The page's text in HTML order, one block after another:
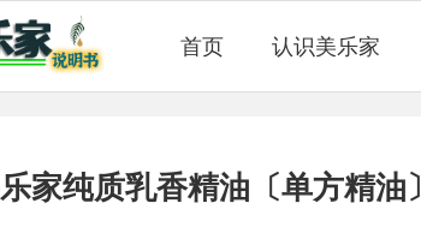
首页 认识美乐家
家纯质乳香精油〔单方精油〕